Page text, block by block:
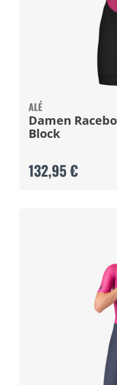
ALÉ
Damen
Block
132,95 €